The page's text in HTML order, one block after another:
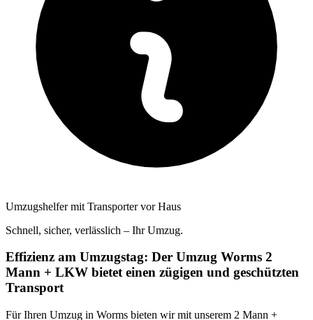
Umzugshelfer mit Transporter vor Haus
Schnell, sicher, verlässlich – Ihr Umzug.
Effizienz am Umzugstag: Der Umzug Worms 2
Mann + LKW bietet einen zügigen und geschützten
Transport
Für Ihren Umzug in Worms bieten wir mit unserem 2 Mann +